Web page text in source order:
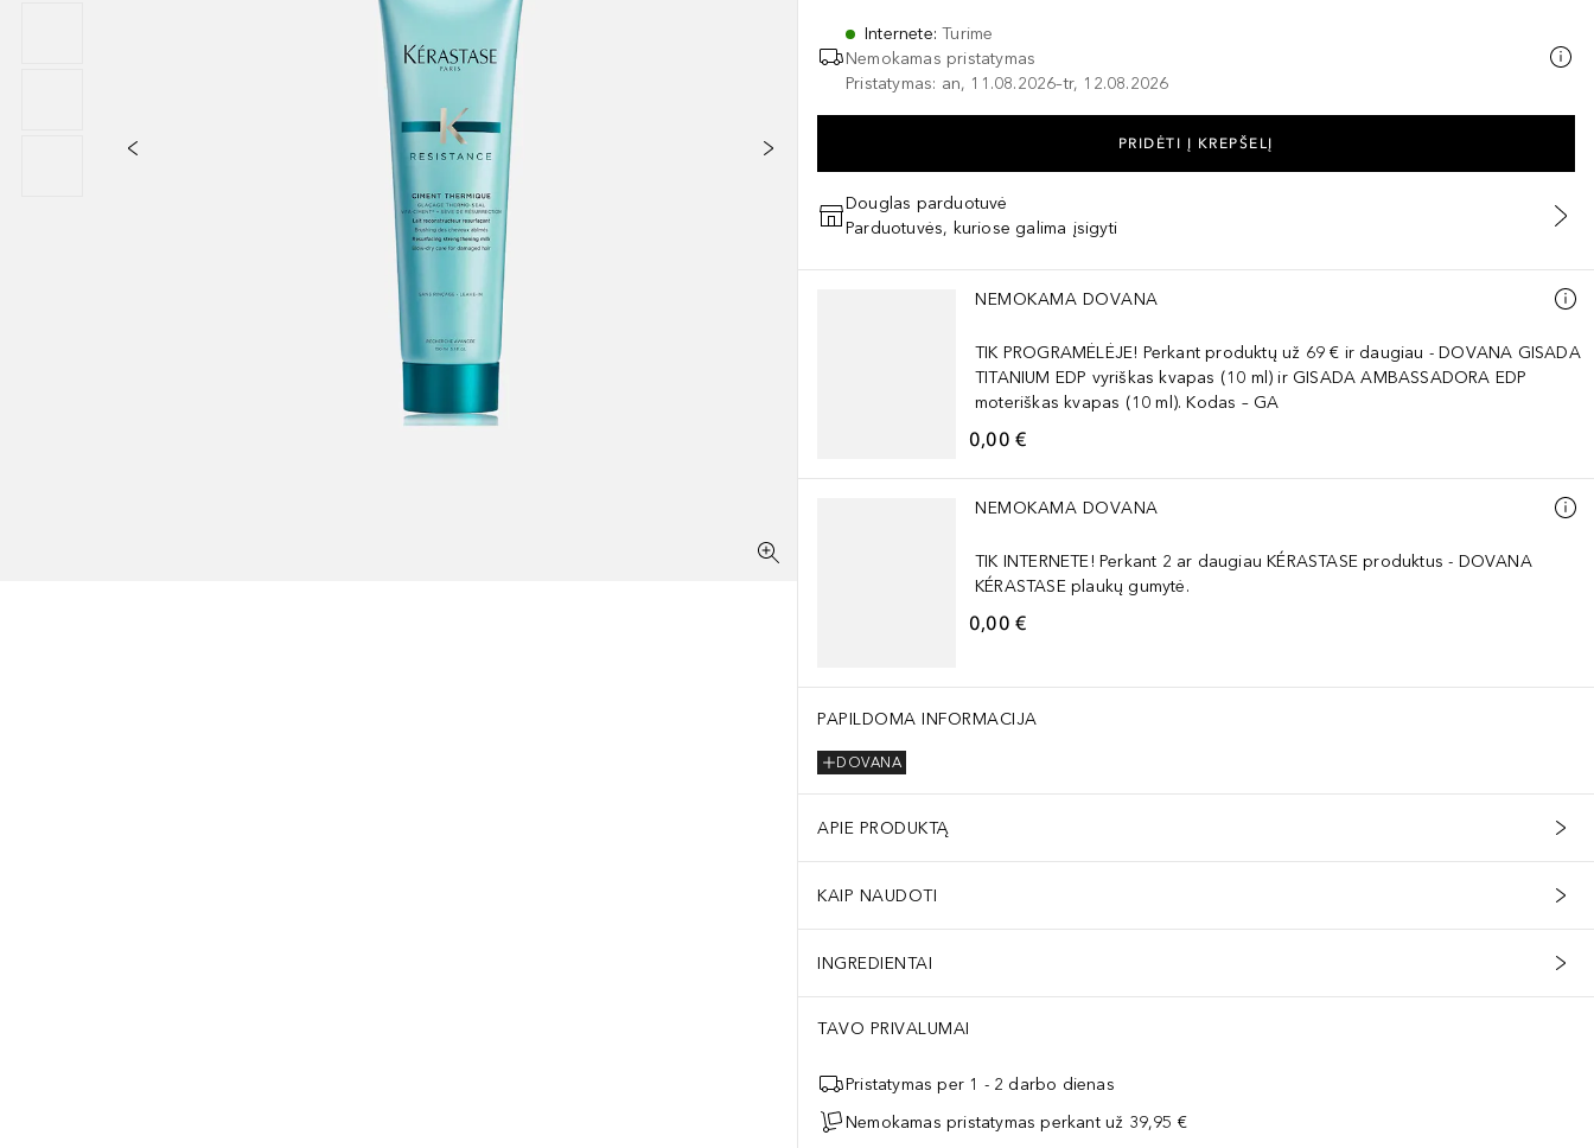
Internete:Turime
Nemokamas pristatymas
Pristatymas: an, 11.08.2026–tr, 12.08.2026
PRIDĖTI Į KREPŠELĮ
Douglas parduotuvė
Parduotuvės, kuriose galima įsigyti
Praleisti slankiklį
NEMOKAMA DOVANA
TIK PROGRAMĖLĖJE! Perkant produktų už 69 € ir daugiau - DOVANA GISADA
TITANIUM EDP vyriškas kvapas (10 ml) ir GISADA AMBASSADORA EDP
moteriškas kvapas (10 ml). Kodas – GA
0,00 €
Praleisti slankiklį
NEMOKAMA DOVANA
TIK INTERNETE! Perkant 2 ar daugiau KÉRASTASE produktus - DOVANA
KÉRASTASE plaukų gumytė.
0,00 €
PAPILDOMA INFORMACIJA
DOVANA
APIE PRODUKTĄ
KAIP NAUDOTI
INGREDIENTAI
TAVO PRIVALUMAI
Pristatymas per 1 - 2 darbo dienas
Nemokamas pristatymas perkant už 39,95 €